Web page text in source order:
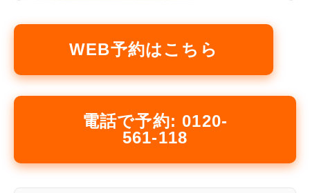
WEB予約はこちら
電話で予約: 0120-
561-118